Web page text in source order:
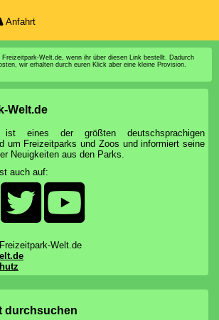
Anfahrt
Welt.de, wenn ihr über diesen Link bestellt. Dadurch
wir erhalten durch euren Klick aber eine kleine Provision.
Welt.de
ist eines der größten deutschsprachigen
um Freizeitparks und Zoos und informiert seine
Neuigkeiten aus den Parks.
auch auf:
Welt.de
durchsuchen